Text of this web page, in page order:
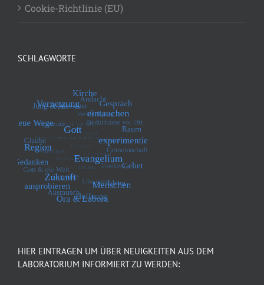
Cookie-Richtlinie (EU)
SCHLAGWORTE
HIER EINTRAGEN UM ÜBER NEUIGKEITEN AUS DEM
LABORATORIUM INFORMIERT ZU WERDEN: